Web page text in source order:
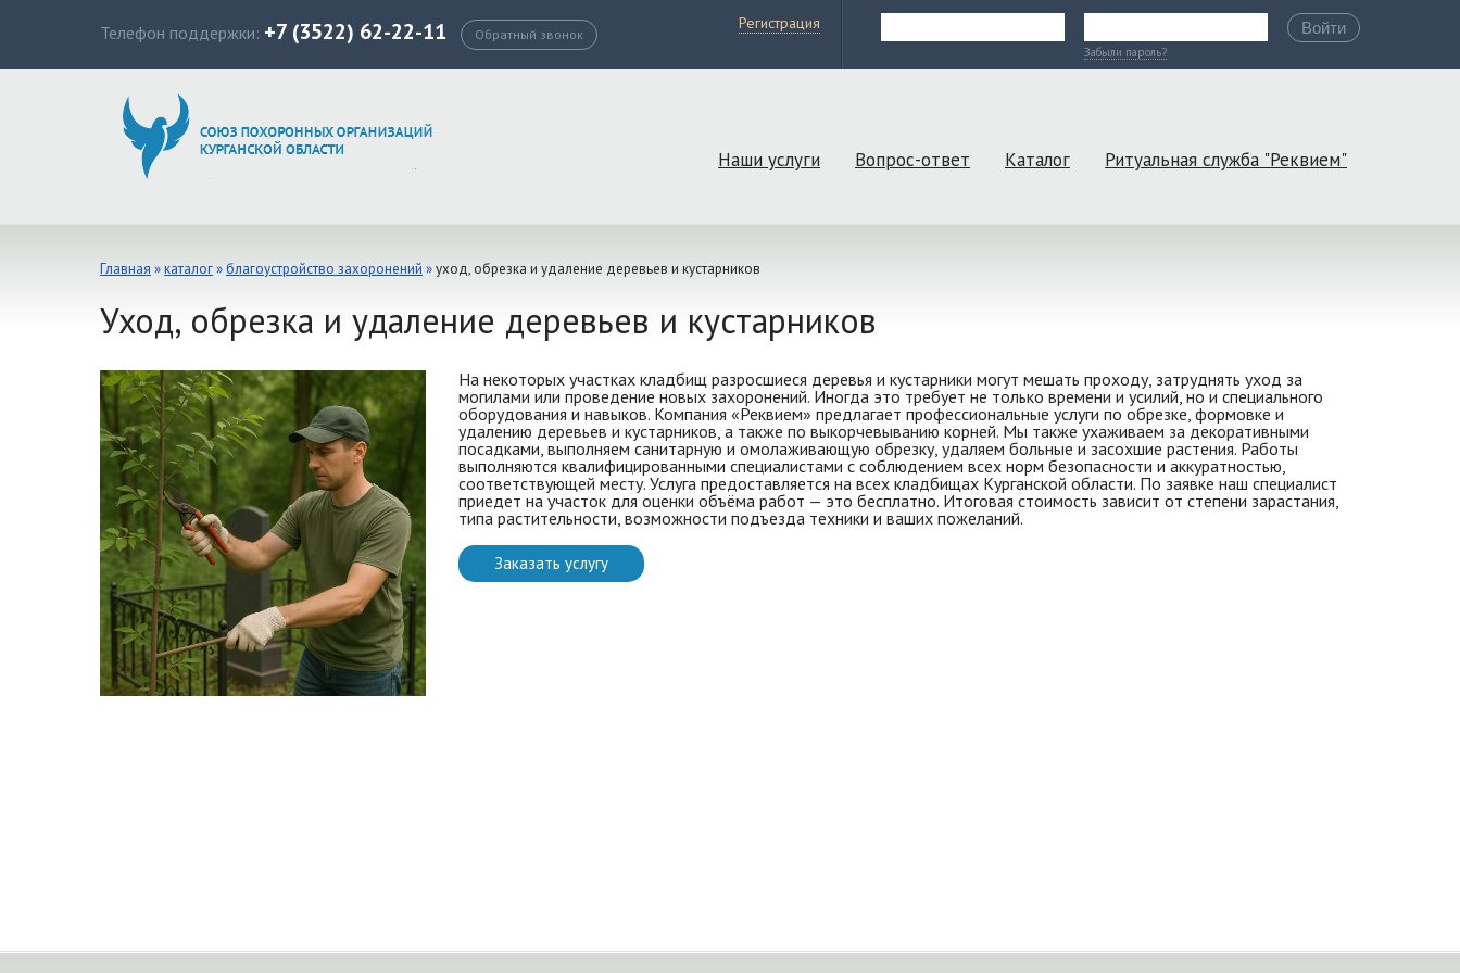
Телефон поддержки: +7 (3522) 62-22-11 Обратный звонок
Регистрация
Забыли пароль?
Войти
Наши услуги Вопрос-ответ Каталог Ритуальная служба "Реквием"
Главная »каталог»благоустройство захоронений »уход, обрезка и удаление деревьев и кустарников
Уход, обрезка и удаление деревьев и кустарников
На некоторых участках кладбищ разросшиеся деревья и кустарники могут мешать проходу, затруднять уход за
могилами или проведение новых захоронений. Иногда это требует не только времени и усилий, но и специального
оборудования и навыков. Компания «Реквием» предлагает профессиональные услуги по обрезке, формовке и
удалению деревьев и кустарников, а также по выкорчевыванию корней. Мы также ухаживаем за декоративными
посадками, выполняем санитарную и омолаживающую обрезку, удаляем больные и засохшие растения. Работы
выполняются квалифицированными специалистами с соблюдением всех норм безопасности и аккуратностью,
соответствующей месту. Услуга предоставляется на всех кладбищах Курганской области. По заявке наш специалист
приедет на участок для оценки объёма работ — это бесплатно. Итоговая стоимость зависит от степени зарастания,
типа растительности, возможности подъезда техники и ваших пожеланий.
Заказать услугу